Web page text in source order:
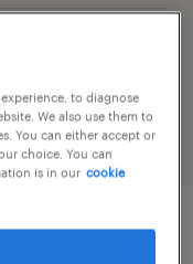
to diagnose
We also use them to
You can either accept or
choice. You can
is in our cookie